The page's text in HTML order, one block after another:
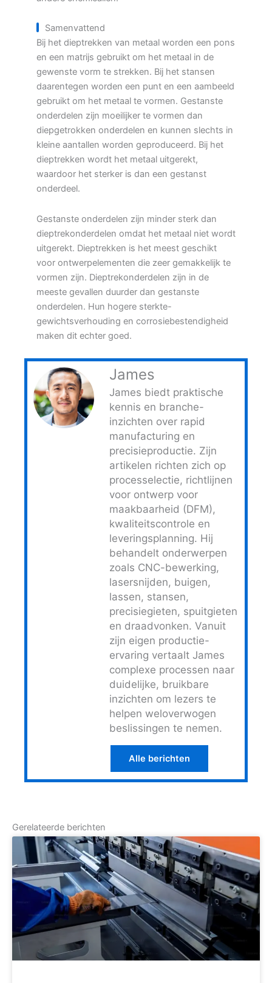
Samenvattend
Bij het dieptrekken van metaal worden een pons
en een matrijs gebruikt om het metaal in de
gewenste vorm te strekken. Bij het stansen
daarentegen worden een punt en een aambeeld
gebruikt om het metaal te vormen. Gestanste
onderdelen zijn moeilijker te vormen dan
diepgetrokken onderdelen en kunnen slechts in
kleine aantallen worden geproduceerd. Bij het
dieptrekken wordt het metaal uitgerekt,
waardoor het sterker is dan een gestanst
onderdeel.
Gestanste onderdelen zijn minder sterk dan
dieptrekonderdelen omdat het metaal niet wordt
uitgerekt. Dieptrekken is het meest geschikt
voor ontwerpelementen die zeer gemakkelijk te
vormen zijn. Dieptrekonderdelen zijn in de
meeste gevallen duurder dan gestanste
onderdelen. Hun hogere sterkte-
gewichtsverhouding en corrosiebestendigheid
maken dit echter goed.
James
James biedt praktische
kennis en branche-
inzichten over rapid
manufacturing en
precisieproductie. Zijn
artikelen richten zich op
processelectie, richtlijnen
voor ontwerp voor
maakbaarheid (DFM),
kwaliteitscontrole en
leveringsplanning. Hij
behandelt onderwerpen
zoals CNC-bewerking,
lasersnijden, buigen,
lassen, stansen,
precisiegieten, spuitgieten
en draadvonken. Vanuit
zijn eigen productie-
ervaring vertaalt James
complexe processen naar
duidelijke, bruikbare
inzichten om lezers te
helpen weloverwogen
beslissingen te nemen.
Alle berichten
Gerelateerde berichten